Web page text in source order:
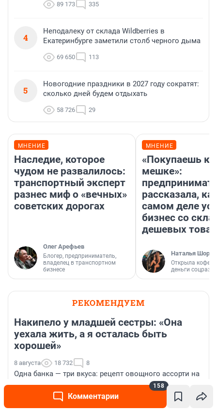
Комментарии
158
89 173 335
4
Неподалеку от склада Wildberries в
Екатеринбурге заметили столб черного дыма
69 650 113
5
Новогодние праздники в 2027 году сократят:
сколько дней будем отдыхать
58 726 29
МНЕНИЕ
Наследие, которое
чудом не развалилось:
транспортный эксперт
разнес миф о «вечных»
советских дорогах
Олег Арефьев
Блогер, предприниматель,
владелец в транспортном
бизнесе
МНЕНИЕ
«Покупаешь
мешке»:
рассказала,
самом деле
бизнес со
дешевых
Наталья
Открыла
деньги
РЕКОМЕНДУЕМ
Накипело у младшей сестры: «Она
уехала жить, а я осталась быть
хорошей»
8 августа 18 732 8
Одна банка — три вкуса: рецепт овощного ассорти на
зиму для жителей Архангельской области
Модные рецепты соусов от молодой хозяйки.